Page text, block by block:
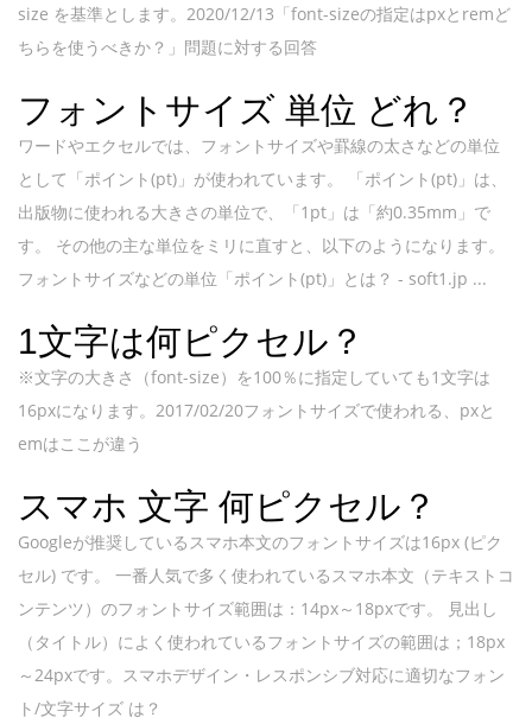
size を基準とします。2020/12/13「font-sizeの指定はpxとremど
ちらを使うべきか？」問題に対する回答
フォントサイズ 単位 どれ？
ワードやエクセルでは、フォントサイズや罫線の太さなどの単位
として「ポイント(pt)」が使われています。 「ポイント(pt)」は、
出版物に使われる大きさの単位で、「1pt」は「約0.35mm」で
す。 その他の主な単位をミリに直すと、以下のようになります。
フォントサイズなどの単位「ポイント(pt)」とは？ - soft1.jp ...
1文字は何ピクセル？
※文字の大きさ（font-size）を100％に指定していても1文字は
16pxになります。2017/02/20フォントサイズで使われる、pxと
emはここが違う
スマホ 文字 何ピクセル？
Googleが推奨しているスマホ本文のフォントサイズは16px (ピク
セル) です。 一番人気で多く使われているスマホ本文（テキストコ
ンテンツ）のフォントサイズ範囲は：14px～18pxです。 見出し
（タイトル）によく使われているフォントサイズの範囲は；18px
～24pxです。スマホデザイン・レスポンシブ対応に適切なフォン
ト/文字サイズ は？